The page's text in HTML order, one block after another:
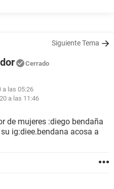
Siguiente Tema
Cerrado
a las 05:26
a las 11:46
de mujeres :diego bendaña
ig:diee.bendana acosa a